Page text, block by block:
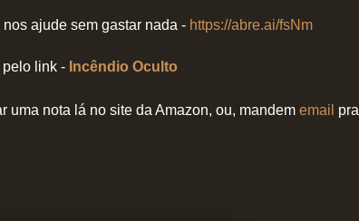
ajude sem gastar nada - https://abre.ai/fsNm
link - Incêndio Oculto
uma nota lá no site da Amazon, ou, mandem email pra